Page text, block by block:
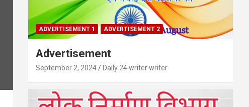
ADVERTISEMENT 1 ADVERTISEMENT 2
Advertisement
September 2, 2024 Daily 24 writer writer